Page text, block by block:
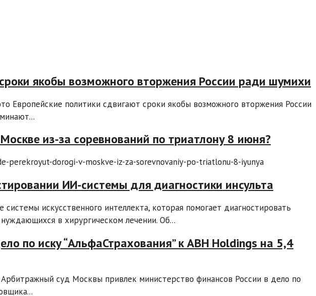
якобы возможного вторжения России ради шумихи
Европейские политики сдвигают сроки якобы возможного вторжения России
из-за соревнований по триатлону 8 июня?
perekroyut-dorogi-v-moskve-iz-za-sorevnovaniy-po-triatlonu-8-iyunya
ИИ-системы для диагностики инсульта
искусственного интеллекта, которая помогает диагностировать
в хирургическом лечении. Об...
по иску “АльфаСтрахования” к ABH Holdings на 5,4
суд Москвы привлек министерство финансов России в дело по